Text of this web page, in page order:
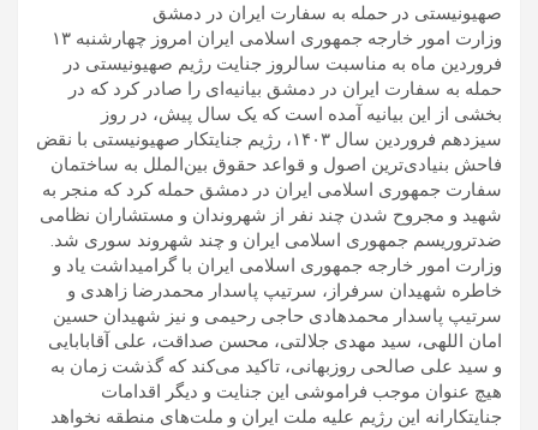
صهیونیستی در حمله به سفارت ایران در دمشق
وزارت امور خارجه جمهوری اسلامی ایران امروز چهارشنبه ۱۳
فروردین ماه به مناسبت سالروز جنایت رژیم صهیونیستی در
حمله به سفارت ایران در دمشق بیانیه‌ای را صادر کرد که در
بخشی از این بیانیه آمده است که یک سال پیش، در روز
سیزدهم فروردین سال ۱۴۰۳، رژیم جنایتکار صهیونیستی با نقض
فاحش بنیادی‌ترین اصول و قواعد حقوق بین‌الملل به ساختمان
سفارت جمهوری اسلامی ایران در دمشق حمله کرد که منجر به
شهید و مجروح شدن چند نفر از شهروندان و مستشاران نظامی‌
ضدتروریسم جمهوری اسلامی ایران و چند شهروند سوری شد.
وزارت امور خارجه جمهوری اسلامی ایران با گرامیداشت یاد و
خاطره شهیدان سرفراز، سرتیپ پاسدار محمدرضا زاهدی و
سرتیپ پاسدار محمدهادی حاجی رحیمی و نیز شهیدان حسین
امان اللهی، سید مهدی جلالتی، محسن صداقت، علی آقابابایی
و سید علی صالحی روزبهانی، تاکید می‌کند که گذشت زمان به
هیچ عنوان موجب فراموشی این جنایت و دیگر اقدامات
جنایتکارانه این رژیم علیه ملت ایران و ملت‌های منطقه نخواهد